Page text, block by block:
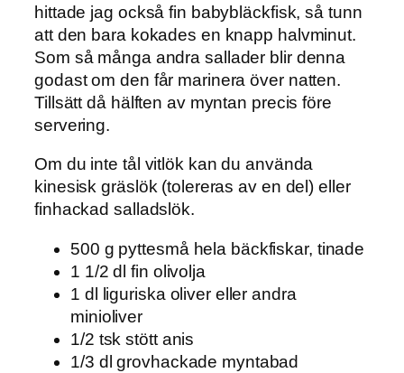
hittade jag också fin babybläckfisk, så tunn
att den bara kokades en knapp halvminut.
Som så många andra sallader blir denna
godast om den får marinera över natten.
Tillsätt då hälften av myntan precis före
servering.
Om du inte tål vitlök kan du använda
kinesisk gräslök (tolereras av en del) eller
finhackad salladslök.
500 g pyttesmå hela bäckfiskar, tinade
1 1/2 dl fin olivolja
1 dl liguriska oliver eller andra
minioliver
1/2 tsk stött anis
1/3 dl grovhackade myntabad